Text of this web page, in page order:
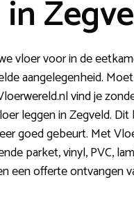
vloer voor in de
aangelegenheid.
vind je
leggen in Zegveld.
goed gebeurt. Met
parket, vinyl, PVC,
een offerte ontvangen